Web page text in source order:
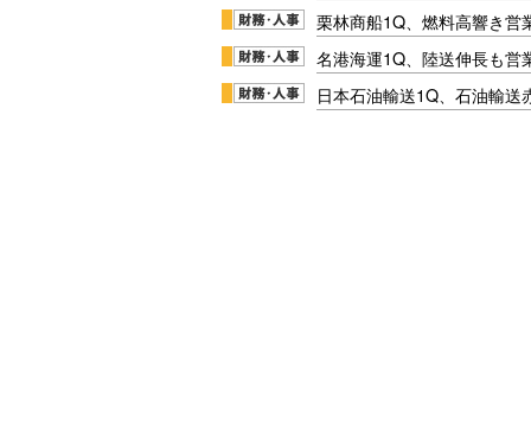
栗林商船1Q、燃料高響き営
名港海運1Q、陸送伸長も営
日本石油輸送1Q、石油輸送